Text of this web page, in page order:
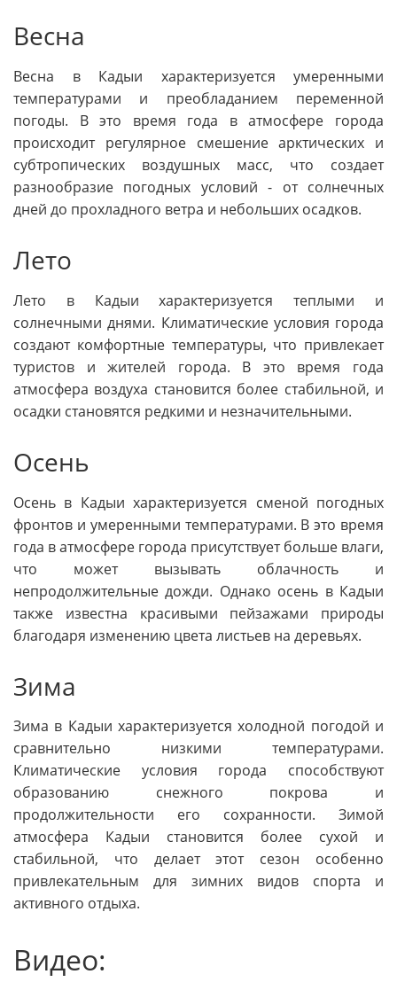
Весна
Весна в Кадыи характеризуется умеренными
температурами и преобладанием переменной
погоды. В это время года в атмосфере города
происходит регулярное смешение арктических и
субтропических воздушных масс, что создает
разнообразие погодных условий - от солнечных
дней до прохладного ветра и небольших осадков.
Лето
Лето в Кадыи характеризуется теплыми и
солнечными днями. Климатические условия города
создают комфортные температуры, что привлекает
туристов и жителей города. В это время года
атмосфера воздуха становится более стабильной, и
осадки становятся редкими и незначительными.
Осень
Осень в Кадыи характеризуется сменой погодных
фронтов и умеренными температурами. В это время
года в атмосфере города присутствует больше влаги,
что может вызывать облачность и
непродолжительные дожди. Однако осень в Кадыи
также известна красивыми пейзажами природы
благодаря изменению цвета листьев на деревьях.
Зима
Зима в Кадыи характеризуется холодной погодой и
сравнительно низкими температурами.
Климатические условия города способствуют
образованию снежного покрова и
продолжительности его сохранности. Зимой
атмосфера Кадыи становится более сухой и
стабильной, что делает этот сезон особенно
привлекательным для зимних видов спорта и
активного отдыха.
Видео: